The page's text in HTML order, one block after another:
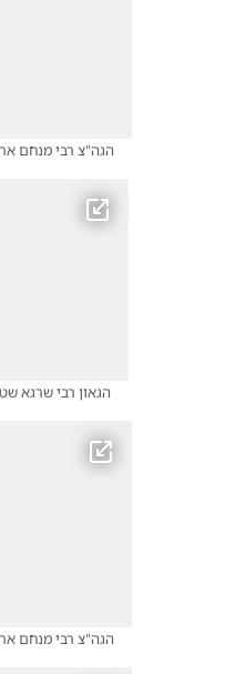
הגה"צ רבי מנחם
הגאון רבי שרגא
הגה"צ רבי מנחם